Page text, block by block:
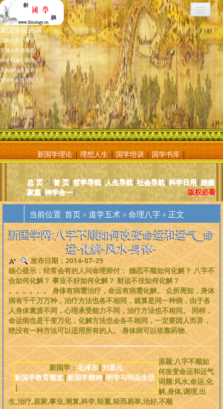
新国学应用网
真实人生与希望
穿越人类旧迷雾
精神归宿与家园
灵魂神仙与修养
新国学新希望新人生
新国学理论|理想人生|国学培训|国学书库|
新国学应用网是将新国学理论付诸应用的地方，新国学理论及其核心
基元学十分庞大复杂，特别是社会学部分和自然科学部分对于大多数
人而言因基础知识不够而难以理解。新国学应用网则将复杂的原理和
逻辑，简化为相对易懂和利于人们日常使用的内容方法。主要分为人
体人生、宗教、神灵、社会常识和科学常识。现在，新国学理论已经
是一个非常完备、深度范畴远超旧国学的系统性理论，来吧，每个人
都可以从中获益。
版权必读
刘基元
新国学理论
婴童教育
人性教育
居住教育
总 页 >|首 页|哲学导航| 人生导航|社会导航|科学日用 |婚姻
家庭|神学合一| 版权必看
当前位置: 首页 » 道学五术 » 命理八字 » 正文
新国学网:八字不顺如何改变命运和运气_命
运-化解-风水-身体-
发布日期：2014-07-29
核心提示：经常会有的人问命理师付： 婚恋不顺如何化解？ 八字不
合如何化解？ 事业不好如何化解？ 财运不佳如何化解？
。。。。。。 身体有病需治疗，命运有病需化解。 众所周知，身体
病有千千万万种，治疗方法也各不相同，就算是同一种病，由于各
人身体素质不同，心理承受能力不同，治疗方法也不相同。 同样，
命运病也是千变万化，化解方法也会各不相同，一定要因人而异，
绝没有一种方法可以适用所有的人。 身体病可以依靠药物、
新国学：毛泽东|刘基元
新国学教育概览|新国学精神|明学与明品生活
|
原题:八字不顺如
何改变命运和运气
词频:风水,命运,化
解,身体,调理,出
生,治疗,居家,事业,测算,科学,轻重,轻而易举,治好,不顺